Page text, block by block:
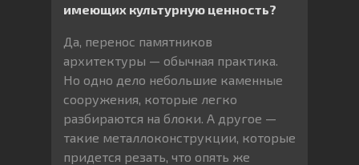
имеющих культурную ценность?
Да, перенос памятников
архитектуры — обычная практика.
Но одно дело небольшие каменные
сооружения, которые легко
разбираются на блоки. А другое —
такие металлоконструкции, которые
придется резать, что опять же